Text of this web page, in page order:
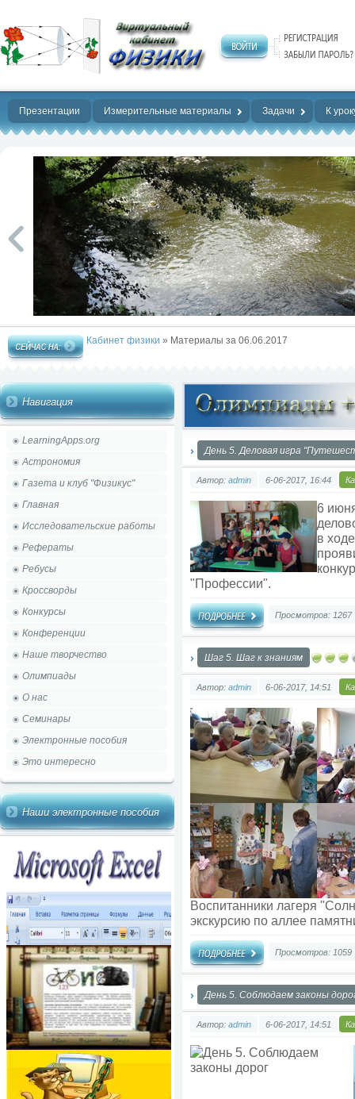
Нет предела
совершенству!
Презентации Измерительные материалы Задачи К
Кабинет физики » Материалы за 06.06.2017
Навигация
LearningApps.org
Астрономия
Газета и клуб "Физикус"
Главная
Исследовательские работы
Рефераты
Ребусы
Кроссворды
Конкурсы
Конференции
Наше творчество
Олимпиады
О нас
Семинары
Электронные пособия
Это интересно
Наши электронные пособия
День 5. Деловая игра
Автор: admin 6-06-2017, 16:44
6
в
"Профессии".
Просмотров: 1267
Шаг 5. Шаг к знаниям
Автор: admin 6-06-2017, 14:51
Воспитанники лагеря
экскурсию по аллее
Просмотров: 1059
День 5. Соблюдаем законы
Автор: admin 6-06-2017, 14:51